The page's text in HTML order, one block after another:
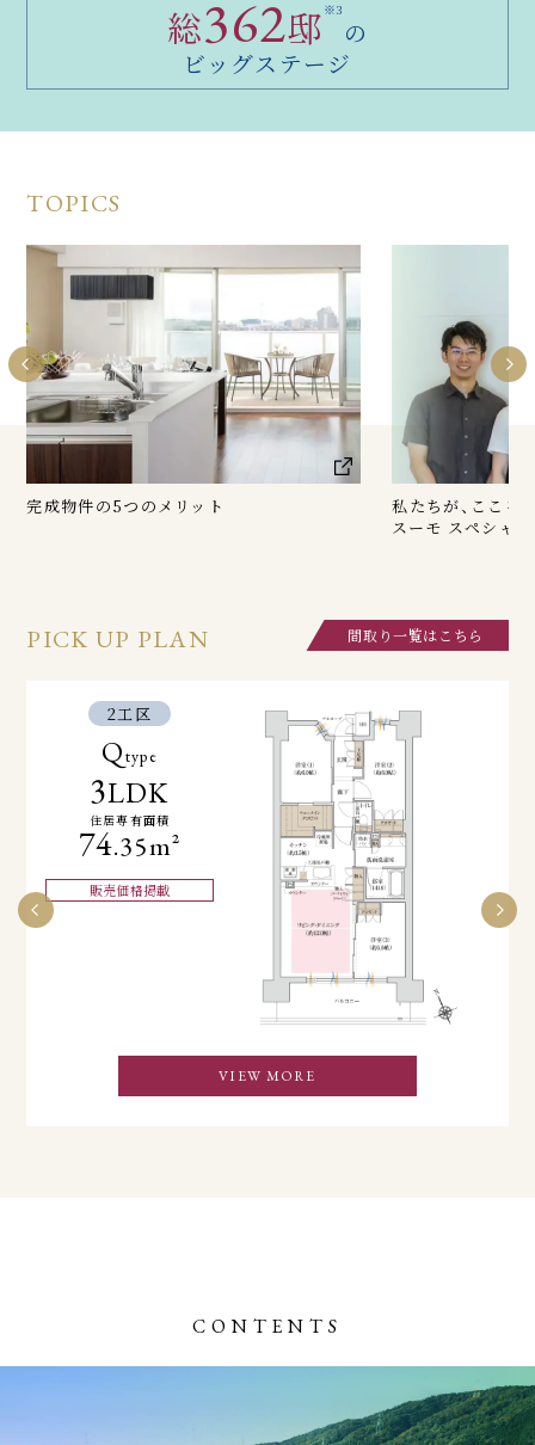
総362邸 ※3
の
ビッグステージ
TOPICS
私たちが、ここを選んだ理由
島本町の〈ジオ〉
オーナー様インタ
PICK UP PLAN 間取り一覧はこちら
2工区
Qtype
3LDK
住居専有面積
74.35m²
販売価格掲載
VIEW MORE
CONTENTS